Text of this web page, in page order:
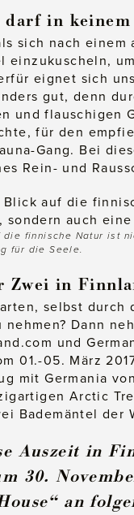
darf in
sich nach
einzukuscheln,
eignet sich
gut, denn
und flauschigen
für den
Gang. Bei
Rein- und
finnische Natur ist
für die Seele.
in
selbst
nehmen? Dann
und
01.-05. März
mit Germania
Arctic
Bademäntel der
Auszeit in
30.
an